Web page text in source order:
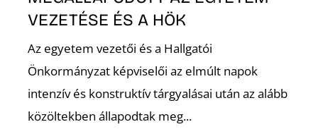
VEZETÉSE ÉS A HÖK
Az egyetem vezetői és a Hallgatói
Önkormányzat képviselői az elmúlt napok
intenzív és konstruktív tárgyalásai után az alább
közöltekben állapodtak meg...